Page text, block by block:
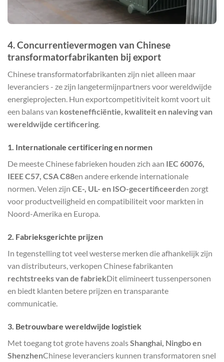
4. Concurrentievermogen van Chinese
transformatorfabrikanten bij export
Chinese transformatorfabrikanten zijn niet alleen maar
leveranciers - ze zijn langetermijnpartners voor wereldwijde
energieprojecten. Hun exportcompetitiviteit komt voort uit
een balans van kostenefficiëntie, kwaliteit en naleving van
wereldwijde certificering.
1. Internationale certificering en normen
De meeste Chinese fabrieken houden zich aan IEC 60076,
IEEE C57, CSA C88en andere erkende internationale
normen. Velen zijn CE-, UL- en ISO-gecertificeerden zorgt
voor productveiligheid en compatibiliteit voor markten in
Noord-Amerika en Europa.
2. Fabrieksgerichte prijzen
In tegenstelling tot veel westerse merken die afhankelijk zijn
van distributeurs, verkopen Chinese fabrikanten
rechtstreeks van de fabriekDit elimineert tussenpersonen
en biedt klanten betere prijzen en transparante
communicatie.
3. Betrouwbare wereldwijde logistiek
Met toegang tot grote havens zoalsShanghai, Ningbo en
ShenzhenChinese leveranciers kunnen transformatoren snel